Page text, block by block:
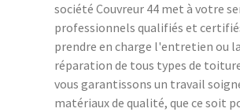
société Couvreur 44 met à votre
professionnels qualifiés et
prendre en charge l'entretien ou la
réparation de tous types de
vous garantissons un travail
matériaux de qualité, que ce soit